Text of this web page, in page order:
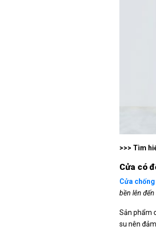
>>> Tìm
Cửa có
Cửa
bền lên
Sản phẩm
su nên